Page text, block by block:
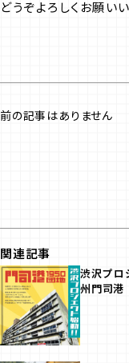
どうぞよろしくお願い
前の記事はありません
関連記事
渋沢プロ
州門司港